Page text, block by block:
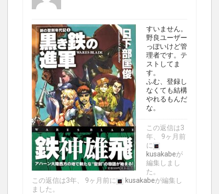
すいません。
野良ユーザー
っぽいけど管
理者です。テ
ストしてま
す。
ふむ、登録し
なくても結構
やれるもんだ
な。
この返信は3
年、 9ヶ月前
に
kusakabeが
編集しまし
た。
この返信は3年、 9ヶ月前に
kusakabeが編集し
ました。